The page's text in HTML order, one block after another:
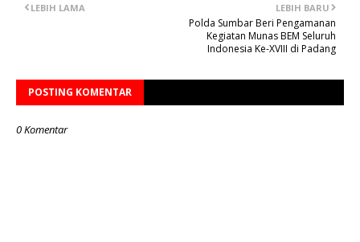
LEBIH BARU
Polda Sumbar Beri Pengamanan
Kegiatan Munas BEM Seluruh
Indonesia Ke-XVIII di Padang
LEBIH LAMA
POSTING KOMENTAR
0 Komentar